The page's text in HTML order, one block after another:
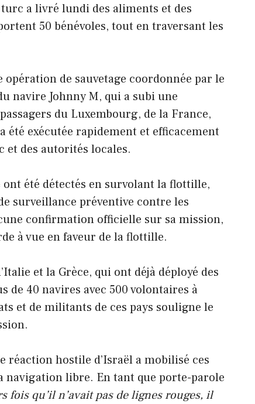
a livré lundi des aliments et des
50 bénévoles, tout en traversant les
de sauvetage coordonnée par le
navire Johnny M, qui a subi une
du Luxembourg, de la France,
été exécutée rapidement et efficacement
et des autorités locales.
été détectés en survolant la flottille,
surveillance préventive contre les
confirmation officielle sur sa mission,
à vue en faveur de la flottille.
et la Grèce, qui ont déjà déployé des
40 navires avec 500 volontaires à
et de militants de ces pays souligne le
réaction hostile d’Israël a mobilisé ces
libre. En tant que porte-parole
fois qu’il n’avait pas de lignes rouges, il